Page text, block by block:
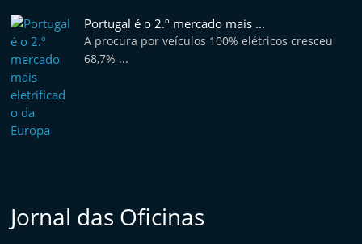
Portugal é o 2.º mercado mais ...
A procura por veículos 100% elétricos cresceu
68,7% ...
Jornal das Oficinas